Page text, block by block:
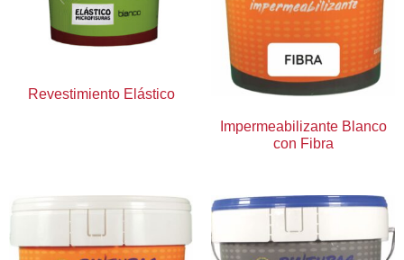
Revestimiento Elástico
Impermeabilizante Blanco
con Fibra